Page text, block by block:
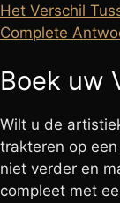
Het Verschil
Complete
Boek uw
Wilt u de
trakteren op
niet verder en
compleet met